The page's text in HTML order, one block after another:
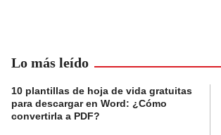
Lo más leído
10 plantillas de hoja de vida gratuitas
para descargar en Word: ¿Cómo
convertirla a PDF?